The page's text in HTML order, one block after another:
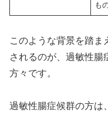
も
このような背景を踏ま
されるのが、過敏性腸
方々です。
過敏性腸症候群の方は